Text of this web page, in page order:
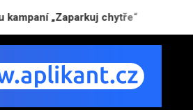
„Zaparkuj chytře“